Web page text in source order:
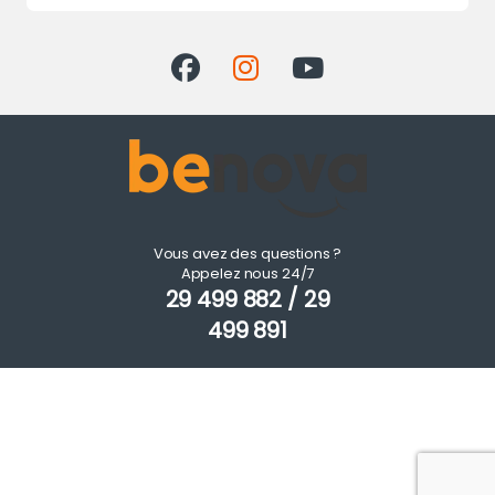
Vous avez des questions ?
Appelez nous 24/7
29 499 882 / 29
499 891